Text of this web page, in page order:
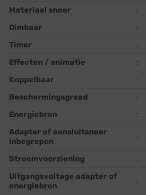
Materiaal snoer
:
Dimbaar
:
Timer
:
Effecten / animatie
:
Koppelbaar
:
Beschermingsgraad
:
Energiebron
:
Adapter of aansluitsnoer
inbegrepen
:
Stroomvoorziening :
Uitgangsvoltage adapter of
energiebron
: